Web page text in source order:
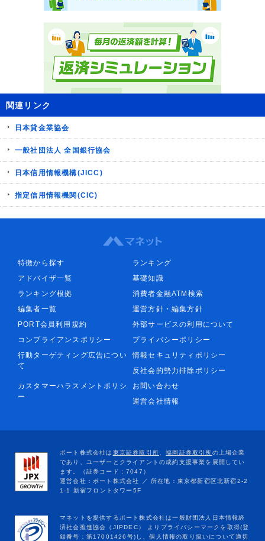
関連リンク
日本貸金業協会
一般社団法人 全国銀行協会
日本信用情報機構(JICC)
指定信用情報機関(CIC)
特徴から探す
ランキング
アドバイザ一覧
基礎知識
ランキング根拠
消費者金融ATM検索
編集者一覧
運営方針・編集方針
PORT会員利用規約
外部サービスの利用について
コンプライアンスポリシー
プライバシーポリシー
行動ターゲティング広告につい
て
情報セキュリティポリシー
反社会的勢力排除ポリシー
カスタマーハラスメントポリシ
ー
お問い合わせ
運営会社情報